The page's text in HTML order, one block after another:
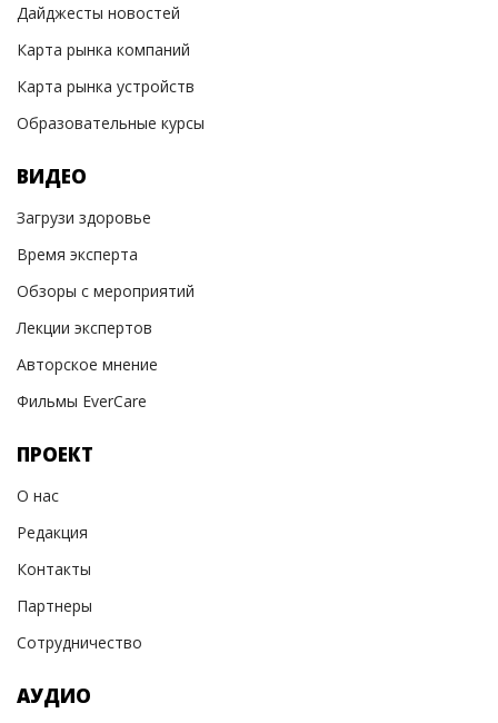
Дайджесты новостей
Карта рынка компаний
Карта рынка устройств
Образовательные курсы
ВИДЕО
Загрузи здоровье
Время эксперта
Обзоры с мероприятий
Лекции экспертов
Авторское мнение
Фильмы EverCare
ПРОЕКТ
О нас
Редакция
Контакты
Партнеры
Сотрудничество
АУДИО